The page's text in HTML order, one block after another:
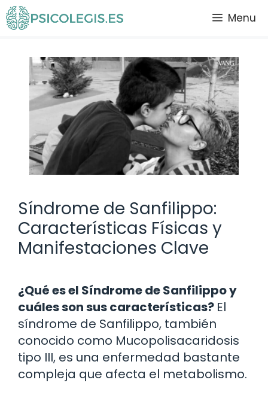
Saltar
al
Menu
Síndrome de Sanfilippo:
Características Físicas y
Manifestaciones Clave
¿Qué es el Síndrome de Sanfilippo y
cuáles son sus características? El
síndrome de Sanfilippo, también
conocido como Mucopolisacaridosis
tipo III, es una enfermedad bastante
compleja que afecta el metabolismo.